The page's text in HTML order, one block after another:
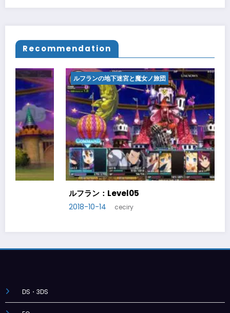
Recommendation
ルフランの地下迷宮と魔女ノ旅団
ルフラン：Level06
ceciry
DS・3DS